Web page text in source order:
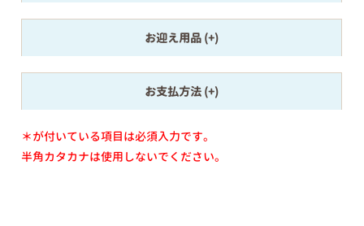
お迎え用品
お支払方法
＊が付いている項目は必須入力です。
半角カタカナは使用しないでください。